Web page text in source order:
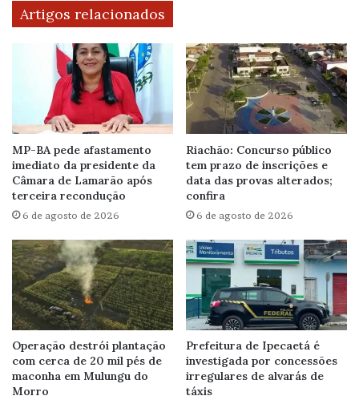
Artigos relacionados
MP-BA pede afastamento
imediato da presidente da
Câmara de Lamarão após
terceira recondução
6 de agosto de 2026
Riachão: Concurso público
tem prazo de inscrições e
data das provas alterados;
confira
6 de agosto de 2026
Operação destrói plantação
com cerca de 20 mil pés de
maconha em Mulungu do
Morro
Prefeitura de Ipecaetá é
investigada por concessões
irregulares de alvarás de
táxis